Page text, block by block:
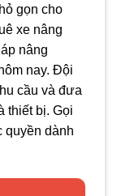
gọn cho
xe nâng
nâng
nay. Đội
cầu và đưa
thiết bị. Gọi
quyền dành